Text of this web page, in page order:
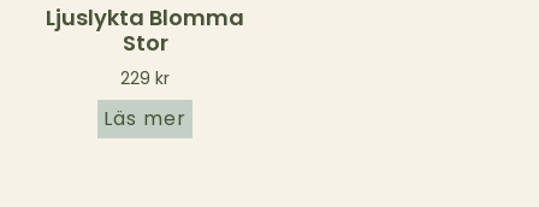
Ljuslykta Blomma
Stor
229kr
Läs mer